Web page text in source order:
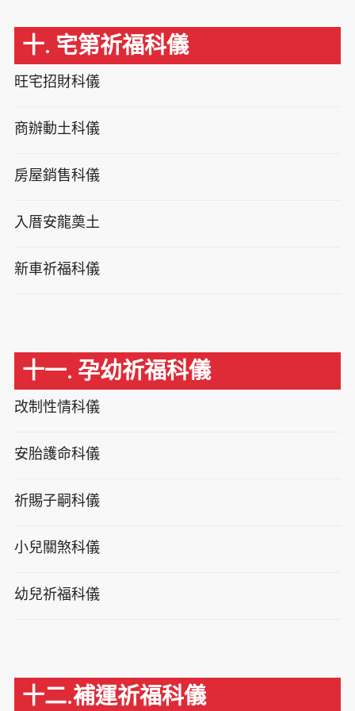
十. 宅第祈福科儀
旺宅招財科儀
商辦動土科儀
房屋銷售科儀
入厝安龍奠土
新車祈福科儀
十一. 孕幼祈福科儀
改制性情科儀
安胎護命科儀
祈賜子嗣科儀
小兒關煞科儀
幼兒祈福科儀
十二.補運祈福科儀